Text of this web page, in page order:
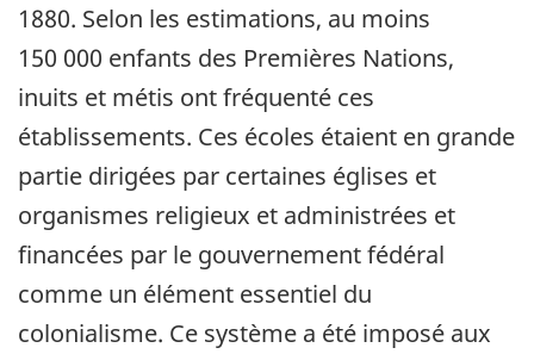
1880. Selon les estimations, au moins
150 000 enfants des Premières Nations,
inuits et métis ont fréquenté ces
établissements. Ces écoles étaient en grande
partie dirigées par certaines églises et
organismes religieux et administrées et
financées par le gouvernement fédéral
comme un élément essentiel du
colonialisme. Ce système a été imposé aux